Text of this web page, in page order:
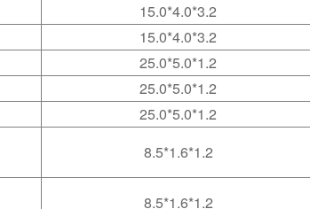
15.0*4.0*3.2
15.0*4.0*3.2
25.0*5.0*1.2
25.0*5.0*1.2
25.0*5.0*1.2
8.5*1.6*1.2
8.5*1.6*1.2